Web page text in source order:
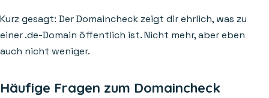
Kurz gesagt: Der Domaincheck zeigt dir ehrlich, was zu
einer .de-Domain öffentlich ist. Nicht mehr, aber eben
auch nicht weniger.
Häufige Fragen zum Domaincheck